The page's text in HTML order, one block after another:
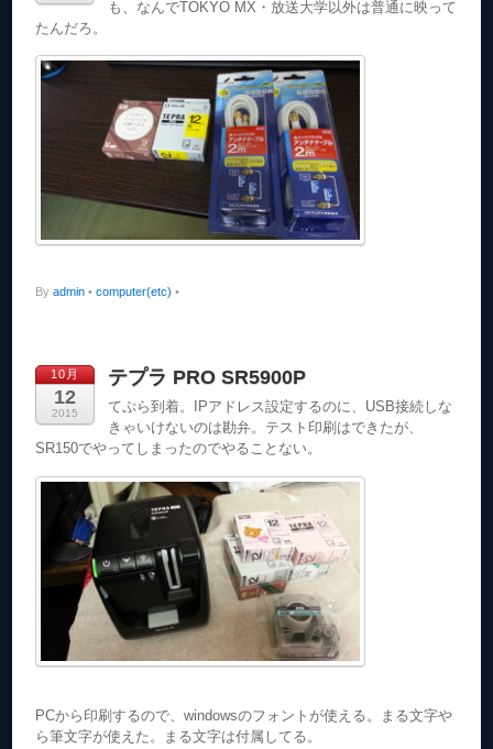
も、なんでTOKYO MX・放送大学以外は普通に映って
たんだろ。
Byadmin • computer(etc) •
10月
12
2015
テプラ PRO SR5900P
てぷら到着。IPアドレス設定するのに、USB接続しな
きゃいけないのは勘弁。テスト印刷はできたが、
SR150でやってしまったのでやることない。
PCから印刷するので、windowsのフォントが使える。まる文字や
ら筆文字が使えた。まる文字は付属してる。